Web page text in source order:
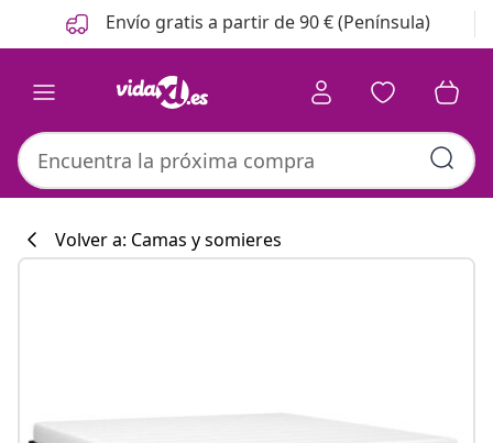
Anterior
Siguiente Envío gratis a partir de 90 € (Península)
Volver a: Camas y somieres